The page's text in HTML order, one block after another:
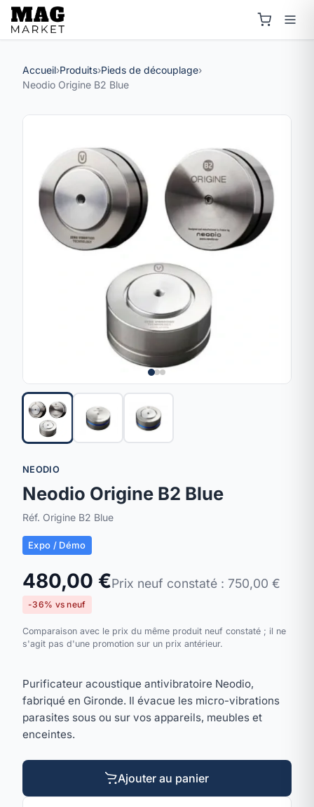
Accueil›Produits›Pieds de découplage›
Neodio Origine B2 Blue
NEODIO
Neodio Origine B2 Blue
Réf. Origine B2 Blue
Expo / Démo
480,00 €Prix neuf constaté : 750,00 €
-36% vs neuf
Comparaison avec le prix du même produit neuf constaté ; il ne
s'agit pas d'une promotion sur un prix antérieur.
Purificateur acoustique antivibratoire Neodio,
fabriqué en Gironde. Il évacue les micro-vibrations
parasites sous ou sur vos appareils, meubles et
enceintes.
Ajouter au panier